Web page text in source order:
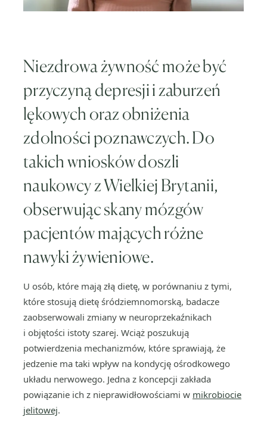
Niezdrowa żywność może być
przyczyną depresji i zaburzeń
lękowych oraz obniżenia
zdolności poznawczych. Do
takich wniosków doszli
naukowcy z Wielkiej Brytanii,
obserwując skany mózgów
pacjentów mających różne
nawyki żywieniowe.
U osób, które mają złą dietę, w porównaniu z tymi,
które stosują dietę śródziemnomorską, badacze
zaobserwowali zmiany w neuroprzekaźnikach
i objętości istoty szarej. Wciąż poszukują
potwierdzenia mechanizmów, które sprawiają, że
jedzenie ma taki wpływ na kondycję ośrodkowego
układu nerwowego. Jedna z koncepcji zakłada
powiązanie ich z nieprawidłowościami w mikrobiocie
jelitowej.